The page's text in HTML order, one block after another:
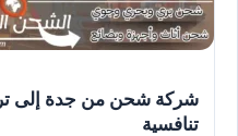
تنافسية